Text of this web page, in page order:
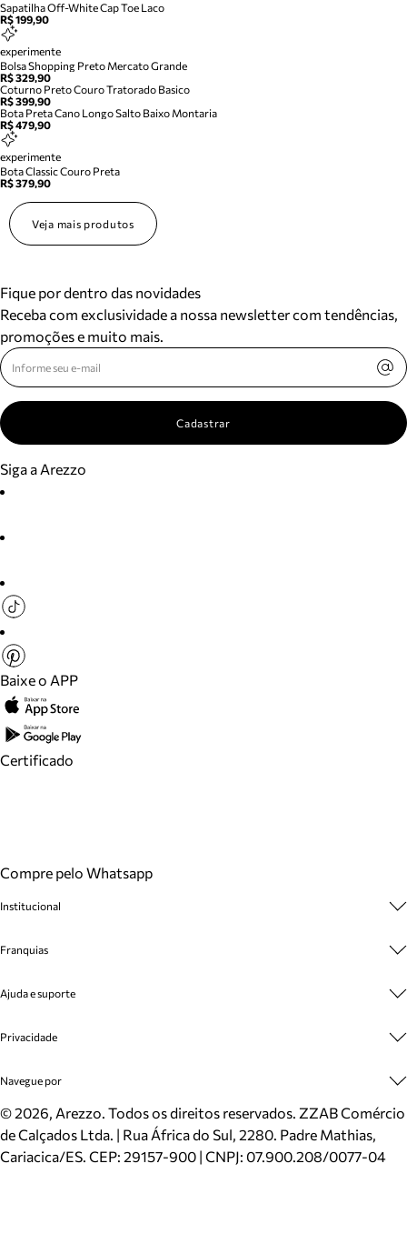
Sapatilha Off-White Cap Toe Laco
R$ 199,90
experimente
Bolsa Shopping Preto Mercato Grande
R$ 329,90
Coturno Preto Couro Tratorado Basico
R$ 399,90
Bota Preta Cano Longo Salto Baixo Montaria
R$ 479,90
experimente
Bota Classic Couro Preta
R$ 379,90
Veja mais produtos
Fique por dentro das novidades
Receba com exclusividade a nossa newsletter com tendências,
promoções e muito mais.
Cadastrar
Siga a Arezzo
Baixe o APP
Certificado
Compre pelo Whatsapp
Institucional
Cashback
Venda Corporativa
Mapa do Site
Inverno
Mundo Arezzo
Franquias
Plano de Negócio
Ajuda e suporte
Cadastro
Meus Pedidos
Trocas e Devoluções
Cartão Presente
Localizador de lojas
Privacidade
Politica e Privacidade
Navegue por
Sapatos
Bolsas
Scarpins
©2026, Arezzo. Todos os direitos reservados. ZZAB Comércio
de Calçados Ltda. | Rua África do Sul, 2280. Padre Mathias,
Cariacica/ES. CEP: 29157-900 | CNPJ: 07.900.208/0077-04